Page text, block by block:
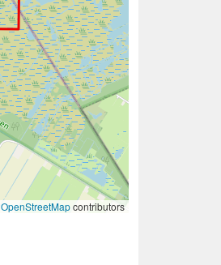
OpenStreetMapcontributors